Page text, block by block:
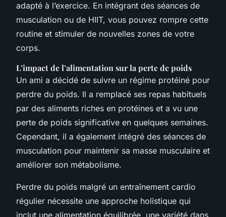
adapté à l’exercice. En intégrant des séances de
musculation ou de HIIT, vous pouvez rompre cette
routine et stimuler de nouvelles zones de votre
corps.
L’impact de l’alimentation sur la perte de poids
Un ami a décidé de suivre un régime protéiné pour
perdre du poids. Il a remplacé ses repas habituels
par des aliments riches en protéines et a vu une
perte de poids significative en quelques semaines.
Cependant, il a également intégré des séances de
musculation pour maintenir sa masse musculaire et
améliorer son métabolisme.
Perdre du poids malgré un entraînement cardio
régulier nécessite une approche holistique qui
inclut une alimentation équilibrée, une variété dans